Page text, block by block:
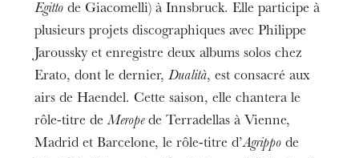
Egitto de Giacomelli) à Innsbruck. Elle participe à
plusieurs projets discographiques avec Philippe
Jaroussky et enregistre deux albums solos chez
Erato, dont le dernier,Dualità, est consacré aux
airs de Haendel. Cette saison, elle chantera le
rôle-titre deMeropede Terradellas à Vienne,
Madrid et Barcelone, le rôle-titre d’Agrippo de